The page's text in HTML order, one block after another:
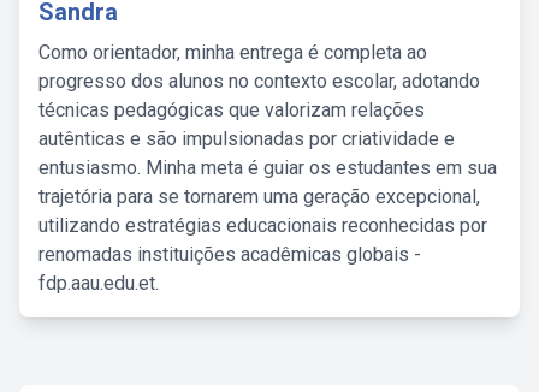
Sandra
Como orientador, minha entrega é completa ao
progresso dos alunos no contexto escolar, adotando
técnicas pedagógicas que valorizam relações
autênticas e são impulsionadas por criatividade e
entusiasmo. Minha meta é guiar os estudantes em sua
trajetória para se tornarem uma geração excepcional,
utilizando estratégias educacionais reconhecidas por
renomadas instituições acadêmicas globais -
fdp.aau.edu.et.